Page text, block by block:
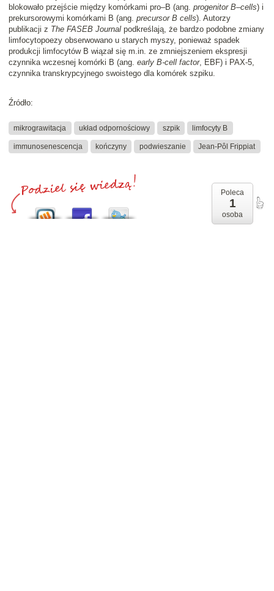
blokowało przejście między komórkami pro–B (ang. progenitor B–cells) i
prekursorowymi komórkami B (ang. precursor B cells). Autorzy
publikacji z The FASEB Journal podkreślają, że bardzo podobne zmiany
limfocytopoezy obserwowano u starych myszy, ponieważ spadek
produkcji limfocytów B wiązał się m.in. ze zmniejszeniem ekspresji
czynnika wczesnej komórki B (ang. early B-cell factor, EBF) i PAX-5,
czynnika transkrypcyjnego swoistego dla komórek szpiku.
Źródło:
mikrograwitacja układ odpornościowy szpik limfocyty B
immunosenescencja kończyny podwieszanie Jean-Pôl Frippiat
Poleca
1
osoba